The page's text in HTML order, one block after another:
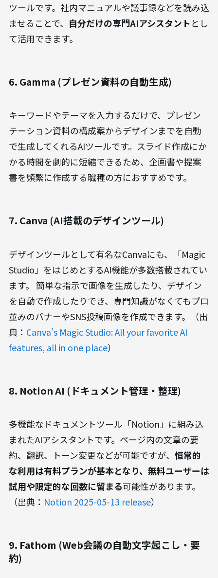
ツールです。社内マニュアルや議事録などを読み込
ませることで、 自分だけの専門AIアシスタントとし
て活用できます。
6. Gamma (プレゼン資料の自動生成)
キーワードやテーマを入力するだけで、プレゼン
テーション資料の構成案からデザインまでを自動
で生成してくれるAIツールです。スライド作成にか
かる時間を劇的に短縮できるため、企画書や提案
書を頻繁に作成する職種の方におすすめです。
7. Canva (AI搭載のデザインツール)
デザインツールとして有名なCanvaにも、「Magic
Studio」をはじめとするAI機能が多数搭載されてい
ます。 簡単な指示で画像を生成したり、デザイン
を自動で作成したりでき、専門知識がなくてもプロ
並みのバナーやSNS投稿画像を作成できます。（出
典： Canva’s Magic Studio: All your favorite AI
features, all in one place）
8. Notion AI (ドキュメント管理・整理)
多機能なドキュメントツール「Notion」に組み込
まれたAIアシスタントです。ページ内の文章の要
約、翻訳、トーン変更などが可能ですが、 恒常的
な利用は有料プランが基本となり、無料ユーザーは
試用や限定的な回数に留まる可能性があります。
（出典： Notion 2025-05-13 release）
9. Fathom (Web会議の自動文字起こし・要
約)